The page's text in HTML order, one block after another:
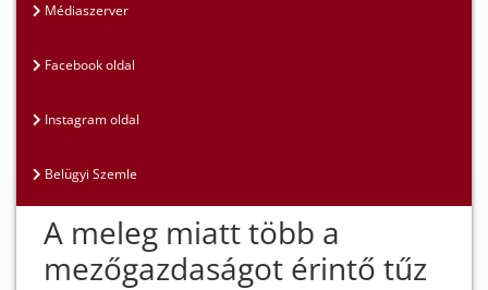
Médiaszerver
Facebook oldal
Instagram oldal
Belügyi Szemle
A meleg miatt több a
mezőgazdaságot érintő tűz